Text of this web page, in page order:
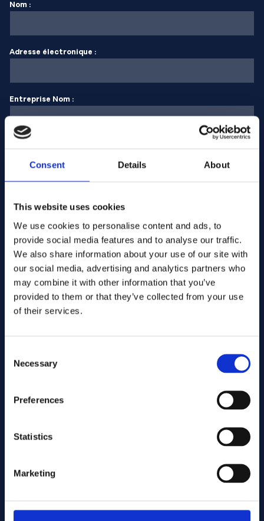
Consent Details About
This website uses cookies
We use cookies to personalise content and ads, to
provide social media features and to analyse our traffic.
We also share information about your use of our site with
our social media, advertising and analytics partners who
may combine it with other information that you’ve
provided to them or that they’ve collected from your use
of their services.
Selection
Necessary
Preferences
Statistics
Marketing
Nom :
Adresse électronique :
Entreprise Nom :
Envoyer